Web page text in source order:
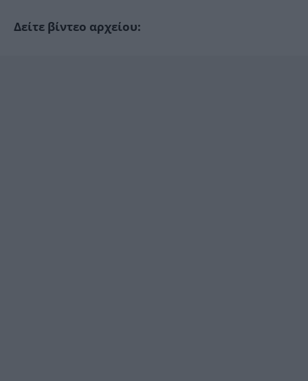
Δείτε βίντεο αρχείου: